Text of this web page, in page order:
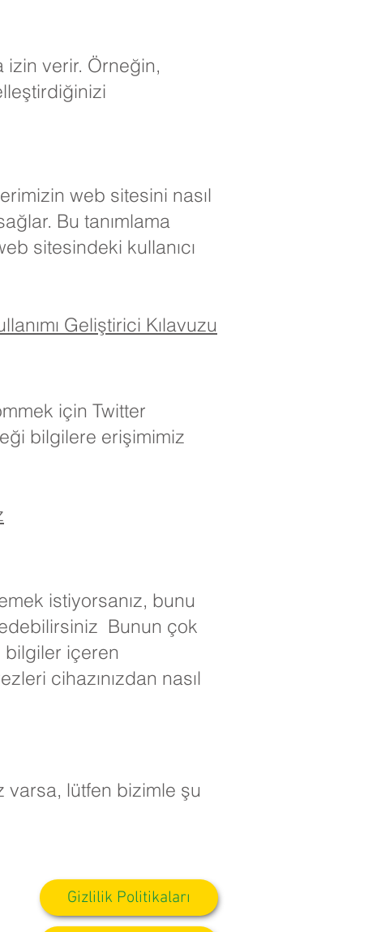
izin verir. Örneğin,
web sitesini nasıl
Bu tanımlama
sitesindeki kullanıcı
Geliştirici Kılavuzu
için Twitter
bilgilere erişimimiz
istiyorsanız, bunu
Bunun çok
bilgiler içeren
cihazınızdan nasıl
varsa, lütfen bizimle şu
Gizlilik Politikaları